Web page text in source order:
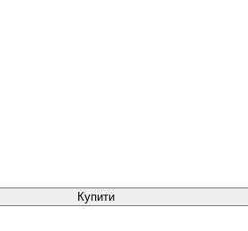
Купити